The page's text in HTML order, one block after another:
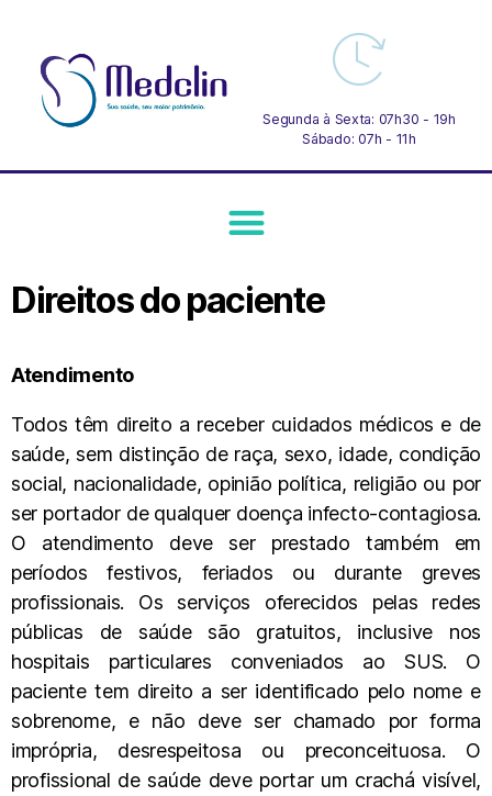
Segunda à Sexta: 07h30 - 19h
Sábado: 07h - 11h
Direitos do paciente
Atendimento
Todos têm direito a receber cuidados médicos e de
saúde, sem distinção de raça, sexo, idade, condição
social, nacionalidade, opinião política, religião ou por
ser portador de qualquer doença infecto-contagiosa.
O atendimento deve ser prestado também em
períodos festivos, feriados ou durante greves
profissionais. Os serviços oferecidos pelas redes
públicas de saúde são gratuitos, inclusive nos
hospitais particulares conveniados ao SUS. O
paciente tem direito a ser identificado pelo nome e
sobrenome, e não deve ser chamado por forma
imprópria, desrespeitosa ou preconceituosa. O
profissional de saúde deve portar um crachá visível,